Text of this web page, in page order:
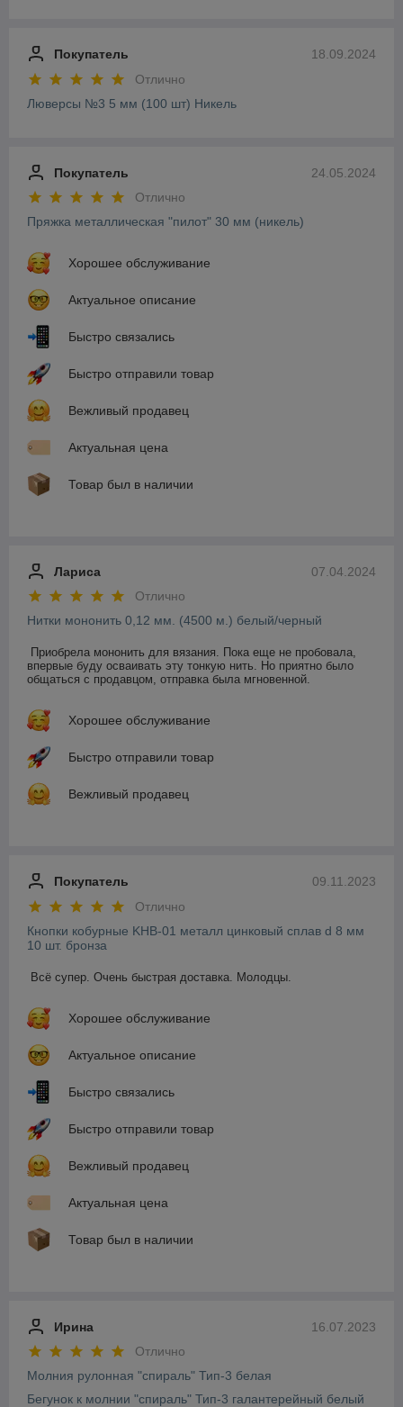
18.09.2024
Покупатель
Отлично
Люверсы №3 5 мм (100 шт) Никель
24.05.2024
Покупатель
Отлично
Пряжка металлическая "пилот" 30 мм (никель)
Хорошее обслуживание
Актуальное описание
Быстро связались
Быстро отправили товар
Вежливый продавец
Актуальная цена
Товар был в наличии
07.04.2024
Лариса
Отлично
Нитки мононить 0,12 мм. (4500 м.) белый/черный
Приобрела мононить для вязания. Пока еще не пробовала,
впервые буду осваивать эту тонкую нить. Но приятно было
общаться с продавцом, отправка была мгновенной.
Хорошее обслуживание
Быстро отправили товар
Вежливый продавец
09.11.2023
Покупатель
Отлично
Кнопки кобурные KHB-01 металл цинковый сплав d 8 мм
10 шт. бронза
Всё супер. Очень быстрая доставка. Молодцы.
Хорошее обслуживание
Актуальное описание
Быстро связались
Быстро отправили товар
Вежливый продавец
Актуальная цена
Товар был в наличии
16.07.2023
Ирина
Отлично
Молния рулонная "спираль" Тип-3 белая
Бегунок к молнии "спираль" Тип-3 галантерейный белый